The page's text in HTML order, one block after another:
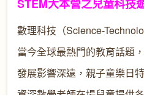
STEM大本營之兒童科技
數理科技（Science-
當今全球最熱門的教育話題
發展影響深遠，親子童樂日